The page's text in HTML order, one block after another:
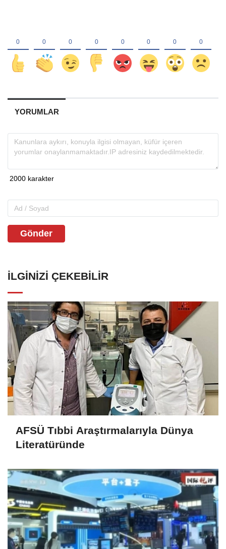
YORUMLAR
Gönder
İLGINIZI ÇEKEBILIR
AFSÜ Tıbbi Araştırmalarıyla Dünya
Literatüründe